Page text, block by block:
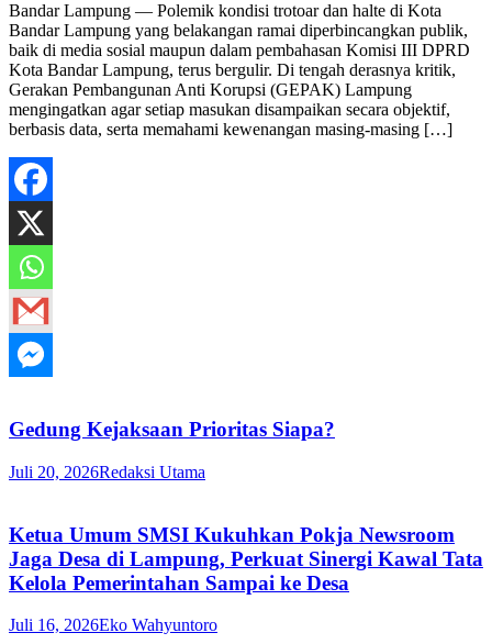
Bandar Lampung — Polemik kondisi trotoar dan halte di Kota
Bandar Lampung yang belakangan ramai diperbincangkan publik,
baik di media sosial maupun dalam pembahasan Komisi III DPRD
Kota Bandar Lampung, terus bergulir. Di tengah derasnya kritik,
Gerakan Pembangunan Anti Korupsi (GEPAK) Lampung
mengingatkan agar setiap masukan disampaikan secara objektif,
berbasis data, serta memahami kewenangan masing-masing […]
Gedung Kejaksaan Prioritas Siapa?
Juli 20, 2026Redaksi Utama
Ketua Umum SMSI Kukuhkan Pokja Newsroom
Jaga Desa di Lampung, Perkuat Sinergi Kawal Tata
Kelola Pemerintahan Sampai ke Desa
Juli 16, 2026Eko Wahyuntoro